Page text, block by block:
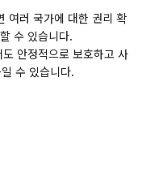
여러 국가에 대한 권리 확
수 있습니다.
안정적으로 보호하고 사
수 있습니다.